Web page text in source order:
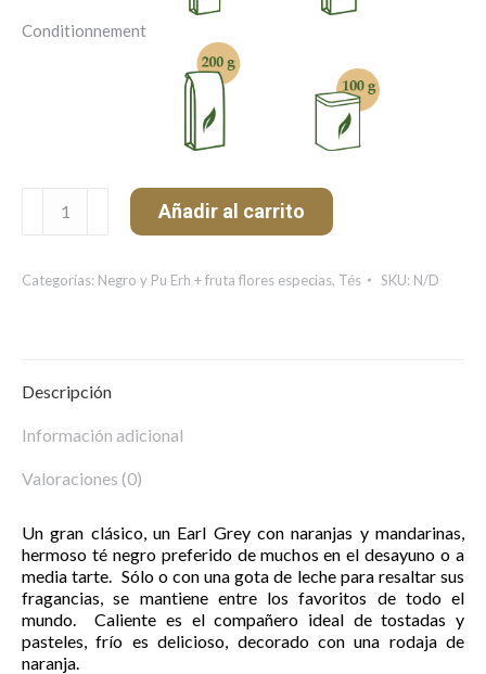
Conditionnement
Kirov
Añadir al carrito
Categorías: Negro y Pu Erh + fruta flores especias, Tés SKU: N/D
Descripción
Información adicional
Valoraciones (0)
Un gran clásico, un Earl Grey con naranjas y mandarinas,
hermoso té negro preferido de muchos en el desayuno o a
media tarte. Sólo o con una gota de leche para resaltar sus
fragancias, se mantiene entre los favoritos de todo el
mundo. Caliente es el compañero ideal de tostadas y
pasteles, frío es delicioso, decorado con una rodaja de
naranja.